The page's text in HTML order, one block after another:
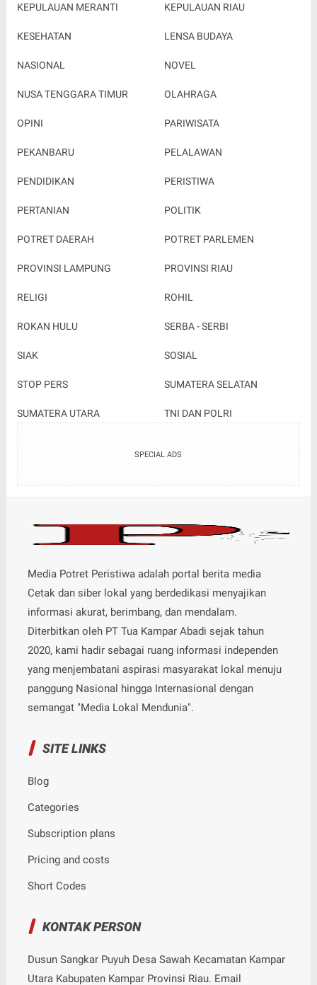
KEPULAUAN MERANTI KEPULAUAN RIAU
KESEHATAN LENSA BUDAYA
NASIONAL NOVEL
NUSA TENGGARA TIMUR OLAHRAGA
OPINI PARIWISATA
PEKANBARU PELALAWAN
PENDIDIKAN PERISTIWA
PERTANIAN POLITIK
POTRET DAERAH POTRET PARLEMEN
PROVINSI LAMPUNG PROVINSI RIAU
RELIGI ROHIL
ROKAN HULU SERBA - SERBI
SIAK SOSIAL
STOP PERS SUMATERA SELATAN
SUMATERA UTARA TNI DAN POLRI
SPECIAL ADS
Media Potret Peristiwa adalah portal berita media
Cetak dan siber lokal yang berdedikasi menyajikan
informasi akurat, berimbang, dan mendalam.
Diterbitkan oleh PT Tua Kampar Abadi sejak tahun
2020, kami hadir sebagai ruang informasi independen
yang menjembatani aspirasi masyarakat lokal menuju
panggung Nasional hingga Internasional dengan
semangat "Media Lokal Mendunia".
SITE LINKS
Blog
Categories
Subscription plans
Pricing and costs
Short Codes
KONTAK PERSON
Dusun Sangkar Puyuh Desa Sawah Kecamatan Kampar
Utara Kabupaten Kampar Provinsi Riau. Email